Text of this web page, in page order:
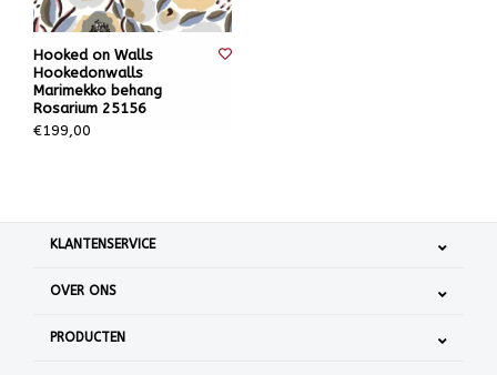
Hooked on Walls
Hookedonwalls
Marimekko behang
Rosarium 25156
€199,00
KLANTENSERVICE
OVER ONS
PRODUCTEN